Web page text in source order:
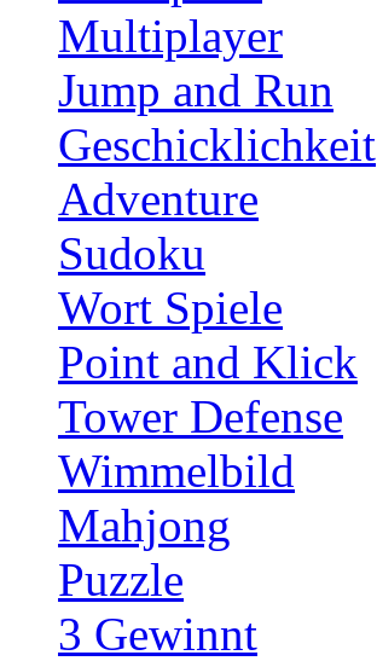
Multiplayer
Jump and Run
Geschicklichkeit
Adventure
Sudoku
Wort Spiele
Point and Klick
Tower Defense
Wimmelbild
Mahjong
Puzzle
3 Gewinnt